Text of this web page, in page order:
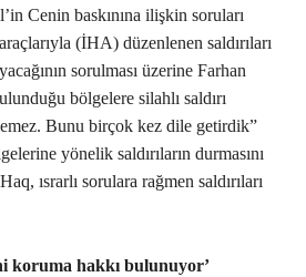
Cenin baskınına ilişkin soruları
(İHA) düzenlenen saldırıları
sorulması üzerine Farhan
bölgelere silahlı saldırı
Bunu birçok kez dile getirdik”
yönelik saldırıların durmasını
ısrarlı sorulara rağmen saldırıları
koruma hakkı bulunuyor’